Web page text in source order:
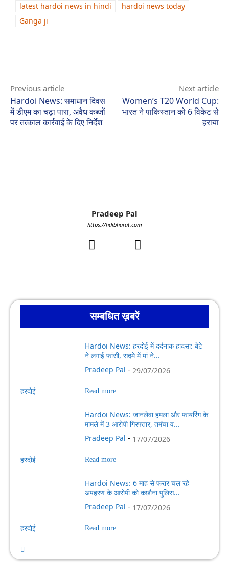
latest hardoi news in hindi
hardoi news today
Ganga ji
Previous article
Hardoi News: समाधान दिवस
में डीएम का चढ़ा पारा, अवैध कब्जों
पर तत्काल कार्रवाई के दिए निर्देश
Next article
Women’s T20 World Cup:
भारत ने पाकिस्तान को 6 विकेट से
हराया
Pradeep Pal
https://hdibharat.com
सम्बधित ख़बरें
हरदोई
Hardoi News: हरदोई में दर्दनाक हादसा: बेटे
ने लगाई फांसी, सदमे में मां ने...
Pradeep Pal - 29/07/2026
Read more
हरदोई
Hardoi News: जानलेवा हमला और फायरिंग के
मामले में 3 आरोपी गिरफ्तार, तमंचा व...
Pradeep Pal - 17/07/2026
Read more
हरदोई
Hardoi News: 6 माह से फरार चल रहे
अपहरण के आरोपी को कछौना पुलिस...
Pradeep Pal - 17/07/2026
Read more